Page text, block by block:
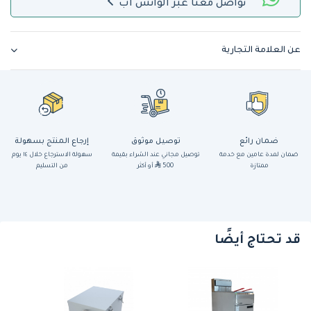
تواصل معنا عبر الواتس اب
عن العلامة التجارية
ضمان رائع
ضمان لمدة عامين مع خدمة
ممتازة
توصيل موثوق
توصيل مجاني عند الشراء بقيمة
500
أو أكثر
إرجاع المنتج بسهولة
سهولة الاسترجاع خلال ١٤ يوم
من التسليم
قد تحتاج أيضًا